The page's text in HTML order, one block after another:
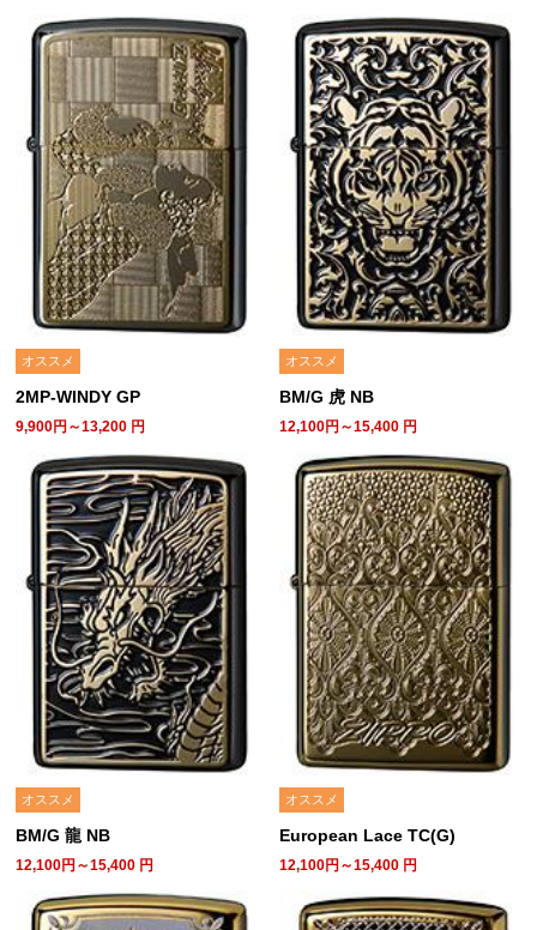
オススメ
2MP-WINDY GP
9,900円～13,200 円
オススメ
BM/G 虎 NB
12,100円～15,400 円
オススメ
BM/G 龍 NB
12,100円～15,400 円
オススメ
European Lace TC(G)
12,100円～15,400 円